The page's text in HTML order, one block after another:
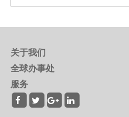
关于我们
全球办事处
服务